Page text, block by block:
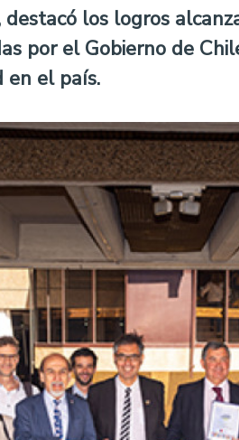
los logros
por el Gobierno de
en el país.